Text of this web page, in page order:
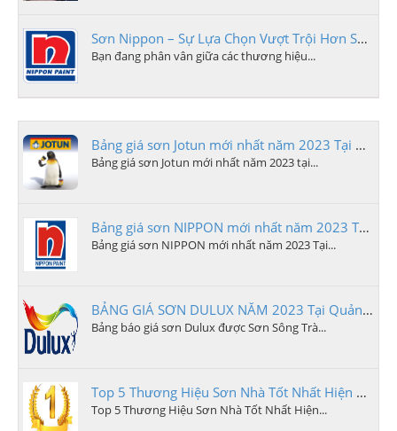
Sơn Nippon – Sự Lựa Chọn Vượt Trội Hơn Sơn Dulux và Jotun
Bạn đang phân vân giữa các thương hiệu...
Bảng giá sơn Jotun mới nhất năm 2023 Tại Quảng Ngãi
Bảng giá sơn Jotun mới nhất năm 2023 tại...
Bảng giá sơn NIPPON mới nhất năm 2023 Tại Quảng Ngãi
Bảng giá sơn NIPPON mới nhất năm 2023 Tại...
BẢNG GIÁ SƠN DULUX NĂM 2023 Tại Quảng Ngãi
Bảng báo giá sơn Dulux được Sơn Sông Trà...
Top 5 Thương Hiệu Sơn Nhà Tốt Nhất Hiện Nay
Top 5 Thương Hiệu Sơn Nhà Tốt Nhất Hiện...